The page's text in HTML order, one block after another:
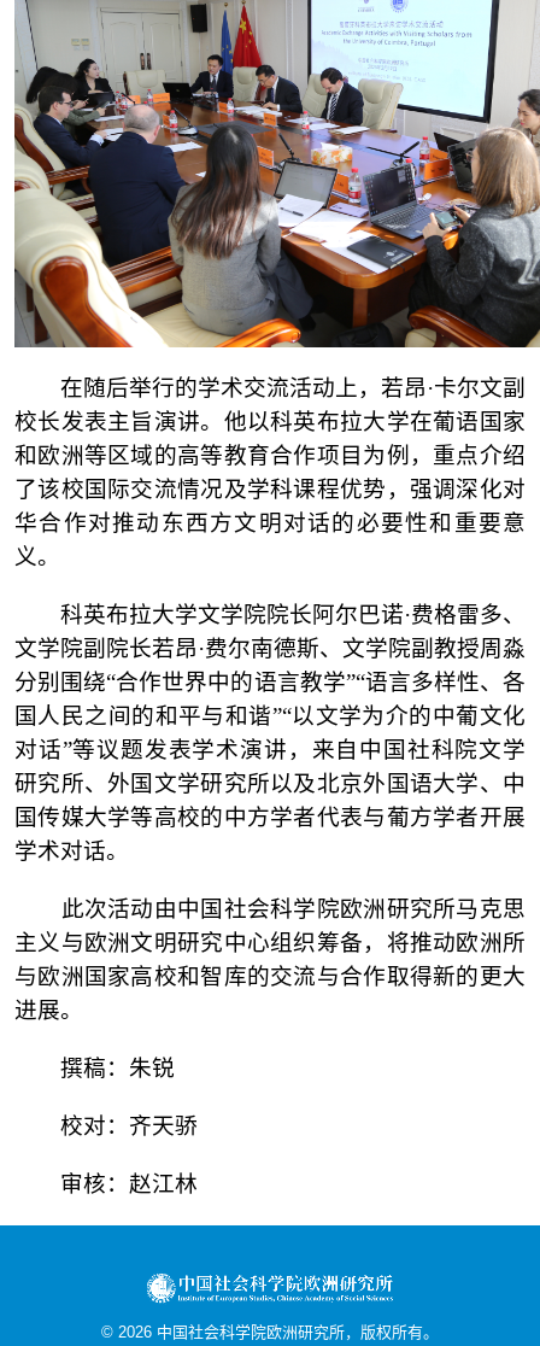
在随后举行的学术交流活动上，若昂·卡尔文副
校长发表主旨演讲。他以科英布拉大学在葡语国家
和欧洲等区域的高等教育合作项目为例，重点介绍
了该校国际交流情况及学科课程优势，强调深化对
华合作对推动东西方文明对话的必要性和重要意
义。
科英布拉大学文学院院长阿尔巴诺·费格雷多、
文学院副院长若昂·费尔南德斯、文学院副教授周淼
分别围绕“合作世界中的语言教学”“语言多样性、各
国人民之间的和平与和谐”“以文学为介的中葡文化
对话”等议题发表学术演讲，来自 中国社科院文学
研究所、外国文学研究所以及北京外国语大学、中
国传媒大学等高校的中方学者代表与葡方学者开展
学术对话。
此次活动由中国社会科学院欧洲研究所马克思
主义与欧洲文明研究中心组织筹备，将推动欧洲所
与欧洲国家高校和智库的交流与合作取得新的更大
进展。
撰稿：朱锐
校对：齐天骄
审核：赵江林
© 2026 中国社会科学院欧洲研究所，版权所有。